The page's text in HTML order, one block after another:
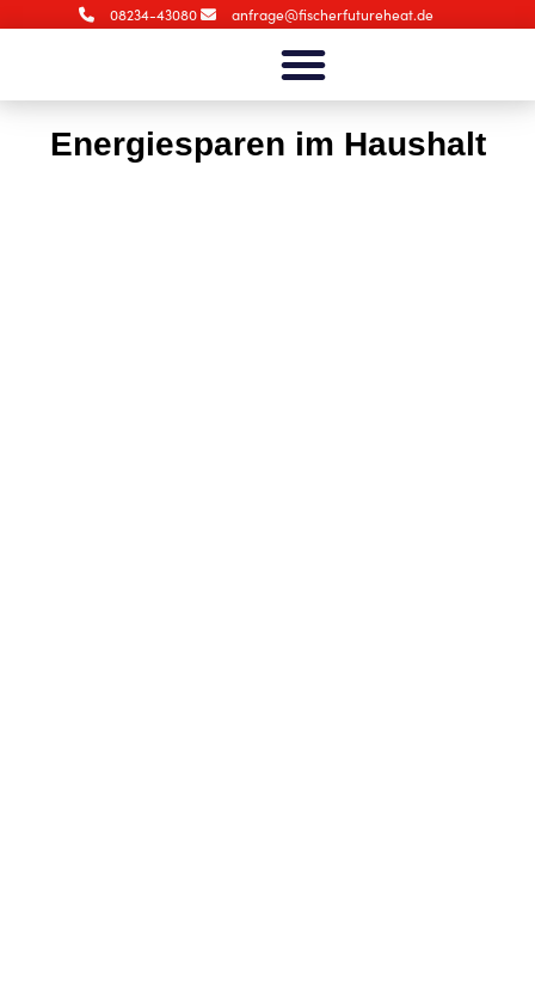
08234-43080 anfrage@fischerfutureheat.de
Energiesparen im Haushalt